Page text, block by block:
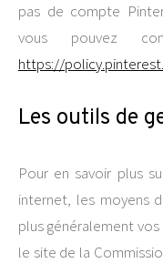
pas de compte
vous pouvez
https://
Les outils de
Pour en savoir plus
internet, les moyens
plus généralement
le site de la